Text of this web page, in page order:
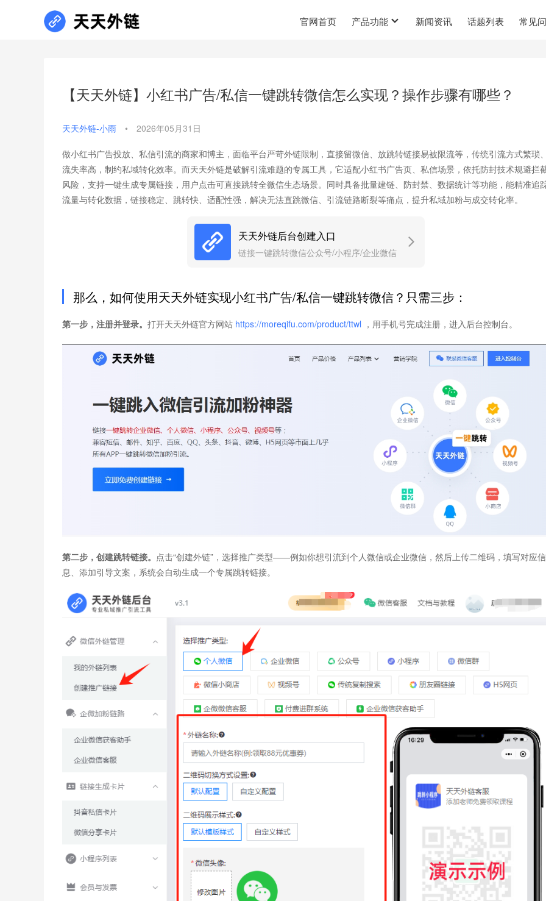
官网首页 产品功能 新闻资讯 话题列表 常见
【天天外链】小红书广告/私信一键跳转微信怎么实现？操作步骤有哪些？
天天外链-小雨 • 2026年05月31日
做小红书广告投放、私信引流的商家和博主，面临平台严苛外链限制，直接留微信、放跳转链接易被限流等，传统引流方式繁琐
流失率高，制约私域转化效率。而天天外链是破解引流难题的专属工具，它适配小红书广告页、私信场景，依托防封技术规避拦
风险，支持一键生成专属链接，用户点击可直接跳转全微信生态场景。同时具备批量建链、防封禁、数据统计等功能，能精准追
流量与转化数据，链接稳定、跳转快、适配性强，解决无法直跳微信、引流链路断裂等痛点，提升私域加粉与成交转化率。
天天外链后台创建入口
链接一键跳转微信公众号/小程序/企业微信
那么，如何使用天天外链实现小红书广告/私信一键跳转微信？只需三步：
第一步，注册并登录。 打开天天外链官方网站 https://moreqifu.com/product/ttwl ，用手机号完成注册，进入后台控制台。
第二步，创建跳转链接。 点击“创建外链”，选择推广类型——例如你想引流到个人微信或企业微信，然后上传二维码，填写对应信
息、添加引导文案，系统会自动生成一个专属跳转链接。